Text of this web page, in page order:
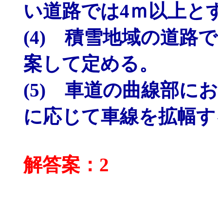
い道路では4ｍ以上と
(4) 積雪地域の道路
案して定める。
(5) 車道の曲線部に
に応じて車線を拡幅
解答案：2